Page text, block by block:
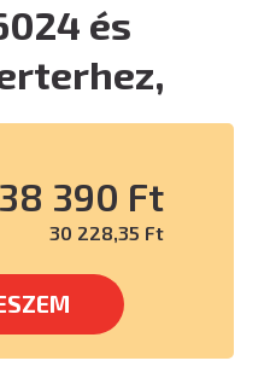
és
38 390 Ft
30 228,35 Ft